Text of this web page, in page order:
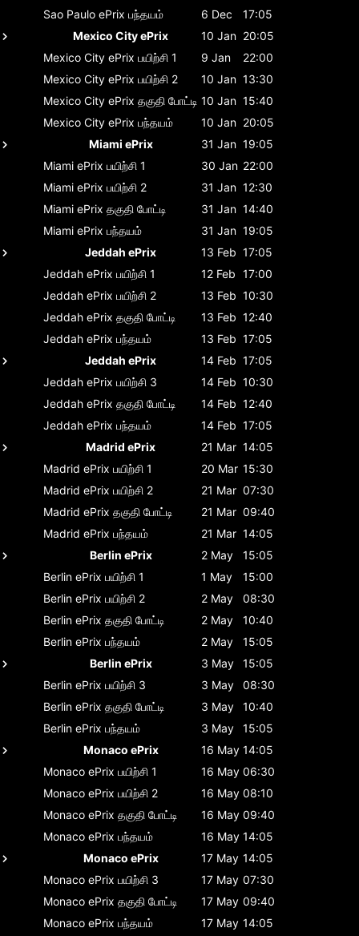
Sao Paulo ePrix பந்தயம் 6 Dec
17:05
Mexico City ePrix
10 Jan 20:05
Mexico City ePrix பயிற்சி 1 9 Jan
22:00
Mexico City ePrix பயிற்சி 2 10 Jan 13:30
Mexico City ePrix தகுதி போட்டி 10 Jan 15:40
Mexico City ePrix பந்தயம் 10 Jan 20:05
Miami ePrix
31 Jan 19:05
Miami ePrix பயிற்சி 1 30 Jan 22:00
Miami ePrix பயிற்சி 2 31 Jan 12:30
Miami ePrix தகுதி போட்டி 31 Jan 14:40
Miami ePrix பந்தயம் 31 Jan 19:05
Jeddah ePrix
13 Feb 17:05
Jeddah ePrix பயிற்சி 1 12 Feb 17:00
Jeddah ePrix பயிற்சி 2 13 Feb 10:30
Jeddah ePrix தகுதி போட்டி 13 Feb 12:40
Jeddah ePrix பந்தயம் 13 Feb 17:05
Jeddah ePrix
14 Feb 17:05
Jeddah ePrix பயிற்சி 3 14 Feb 10:30
Jeddah ePrix தகுதி போட்டி 14 Feb 12:40
Jeddah ePrix பந்தயம் 14 Feb 17:05
Madrid ePrix
21 Mar 14:05
Madrid ePrix பயிற்சி 1 20 Mar 15:30
Madrid ePrix பயிற்சி 2 21 Mar 07:30
Madrid ePrix தகுதி போட்டி 21 Mar 09:40
Madrid ePrix பந்தயம் 21 Mar 14:05
Berlin ePrix
2 May
15:05
Berlin ePrix பயிற்சி 1 1 May
15:00
Berlin ePrix பயிற்சி 2 2 May
08:30
Berlin ePrix தகுதி போட்டி 2 May
10:40
Berlin ePrix பந்தயம் 2 May
15:05
Berlin ePrix
3 May
15:05
Berlin ePrix பயிற்சி 3 3 May
08:30
Berlin ePrix தகுதி போட்டி 3 May
10:40
Berlin ePrix பந்தயம் 3 May
15:05
Monaco ePrix
16 May 14:05
Monaco ePrix பயிற்சி 1 16 May 06:30
Monaco ePrix பயிற்சி 2 16 May 08:10
Monaco ePrix தகுதி போட்டி 16 May 09:40
Monaco ePrix பந்தயம் 16 May 14:05
Monaco ePrix
17 May 14:05
Monaco ePrix பயிற்சி 3 17 May 07:30
Monaco ePrix தகுதி போட்டி 17 May 09:40
Monaco ePrix பந்தயம் 17 May 14:05